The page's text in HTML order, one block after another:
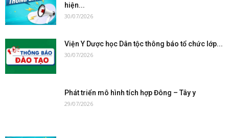
hiện...
30/07/2026
Viện Y Dược học Dân tộc thông báo tổ chức lớp...
30/07/2026
Phát triển mô hình tích hợp Đông – Tây y
29/07/2026